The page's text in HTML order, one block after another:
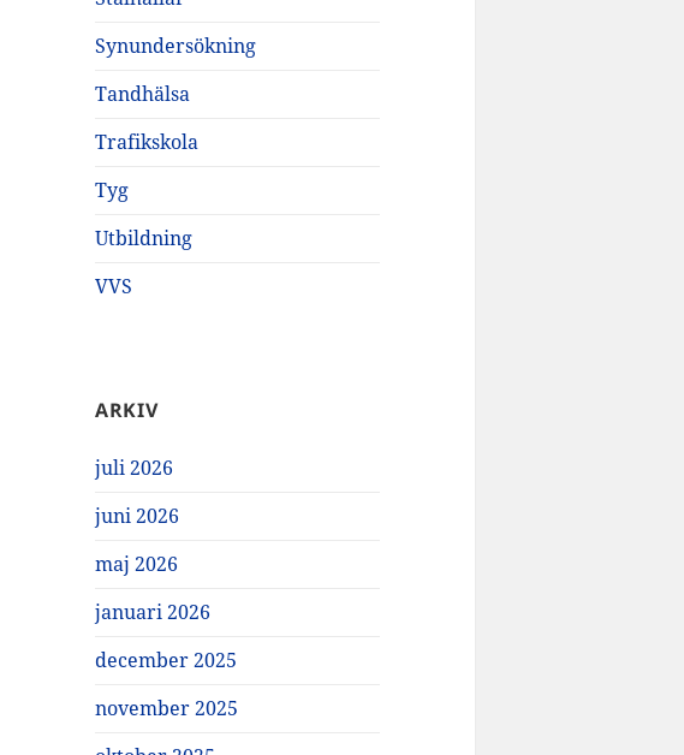
Synundersökning
Tandhälsa
Trafikskola
Tyg
Utbildning
VVS
ARKIV
juli 2026
juni 2026
maj 2026
januari 2026
december 2025
november 2025